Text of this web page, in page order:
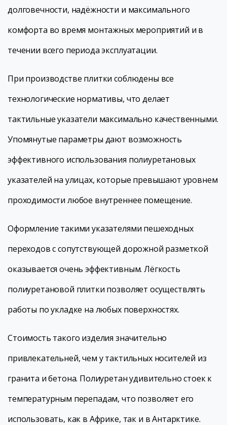
долговечности, надёжности и максимального
комфорта во время монтажных мероприятий и в
течении всего периода эксплуатации.
При производстве плитки соблюдены все
технологические нормативы, что делает
тактильные указатели максимально качественными.
Упомянутые параметры дают возможность
эффективного использования полиуретановых
указателей на улицах, которые превышают уровнем
проходимости любое внутреннее помещение.
Оформление такими указателями пешеходных
переходов с сопутствующей дорожной разметкой
оказывается очень эффективным. Лёгкость
полиуретановой плитки позволяет осуществлять
работы по укладке на любых поверхностях.
Стоимость такого изделия значительно
привлекательней, чем у тактильных носителей из
гранита и бетона. Полиуретан удивительно стоек к
температурным перепадам, что позволяет его
использовать, как в Африке, так и в Антарктике.